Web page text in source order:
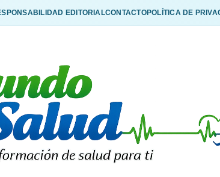
EDITORIALCONTACTOPOLÍTICA DE